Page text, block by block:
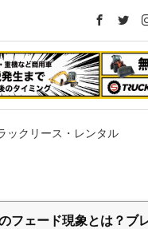
ックリース・レンタル
フェード現象とは？ブ